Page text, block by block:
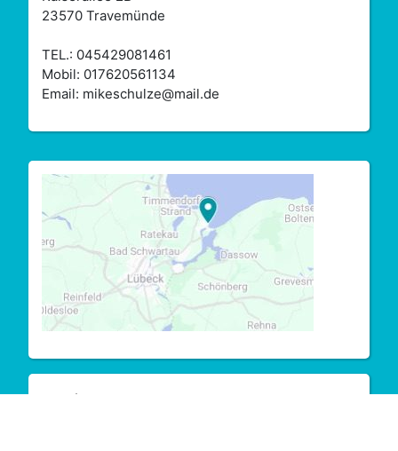
23570 Travemünde
TEL.: 045429081461
Mobil: 017620561134
Email: mikeschulze@mail.de
Impressum